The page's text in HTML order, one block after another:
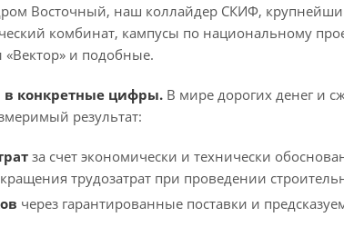
Восточный, наш коллайдер СКИФ,
комбинат, кампусы по национальному
и подобные.
конкретные цифры. В мире дорогих денег и
результат:
за счет экономически и технически
трудозатрат при проведении
через гарантированные поставки и